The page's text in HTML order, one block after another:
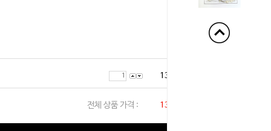
13,000
전체 상품 가격 : 13,000